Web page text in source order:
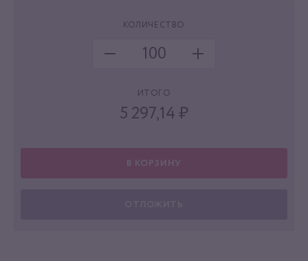
КОЛИЧЕСТВО
ИТОГО
5 297,14 ₽
В КОРЗИНУ